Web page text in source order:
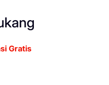
Gratis